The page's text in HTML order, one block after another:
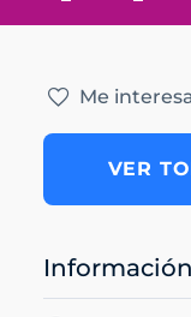
Me
VER